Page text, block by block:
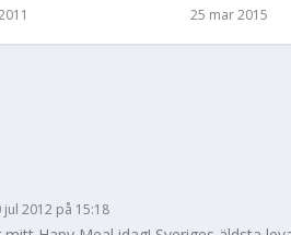
25 mar 2015
jul 2012 på 15:18